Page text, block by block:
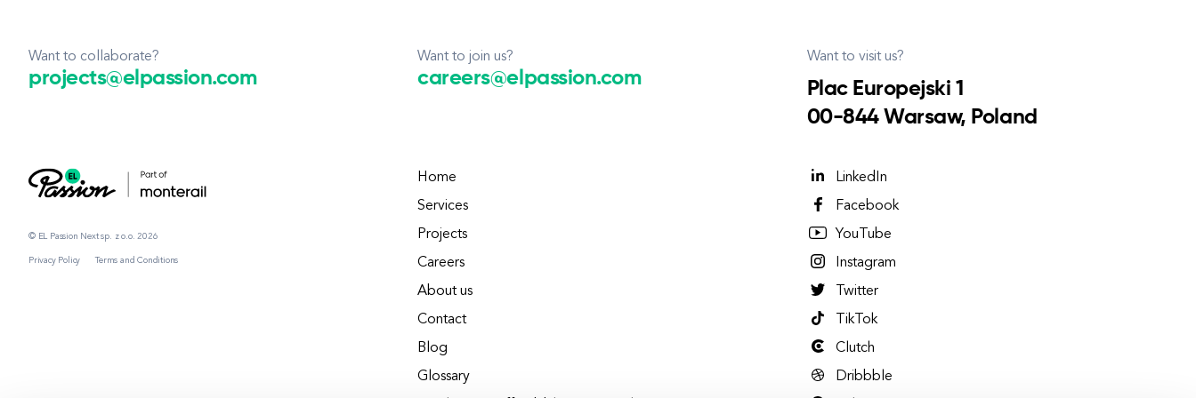
Want to collaborate?
projects@elpassion.com
Want to join us?
careers@elpassion.com
Want to visit us?
Plac Europejski 1
00-844 Warsaw, Poland
© EL Passion Next sp. z o.o. 2026
Privacy Policy Terms and Conditions
Home
Services
Projects
Careers
About us
Contact
Blog
Glossary
LinkedIn
Facebook
YouTube
Instagram
Twitter
TikTok
Clutch
Dribbble